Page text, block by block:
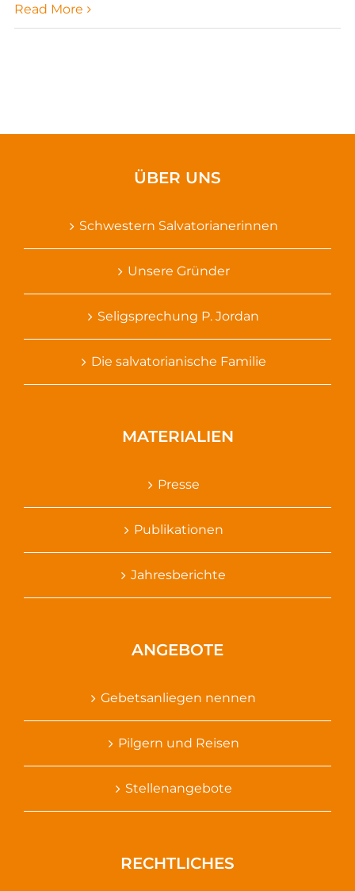
Read More
ÜBER UNS
Schwestern Salvatorianerinnen
Unsere Gründer
Seligsprechung P. Jordan
Die salvatorianische Familie
MATERIALIEN
Presse
Publikationen
Jahresberichte
ANGEBOTE
Gebetsanliegen nennen
Pilgern und Reisen
Stellenangebote
RECHTLICHES